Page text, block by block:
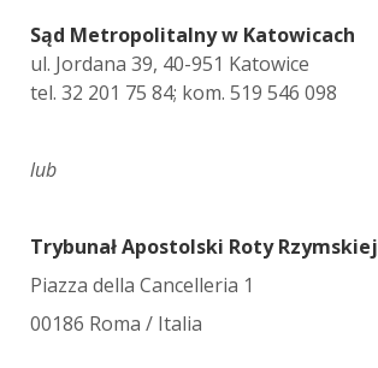
Sąd Metropolitalny w Katowicach
ul. Jordana 39, 40-951 Katowice
tel. 32 201 75 84; kom. 519 546 098
lub
Trybunał Apostolski Roty Rzymskiej
Piazza della Cancelleria 1
00186 Roma / Italia